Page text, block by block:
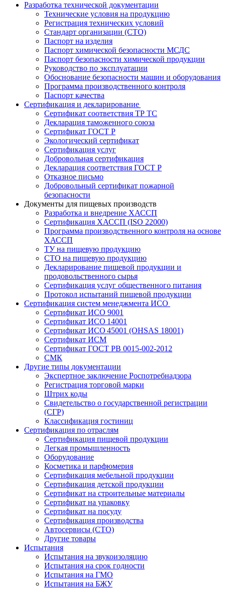
Разработка технической документации
Технические условия на продукцию
Регистрация технических условий
Стандарт организации (СТО)
Паспорт на изделия
Паспорт химической безопасности МСДС
Паспорт безопасности химической продукции
Руководство по эксплуатации
Обоснование безопасности машин и оборудования
Программа производственного контроля
Паспорт качества
Сертификация и декларирование
Сертификат соответствия ТР ТС
Декларация таможенного союза
Сертификат ГОСТ Р
Экологический сертификат
Сертификация услуг
Добровольная сертификация
Декларация соответствия ГОСТ Р
Отказное письмо
Добровольный сертификат пожарной
безопасности
Документы для пищевых производств
Разработка и внедрение ХАССП
Сертификация ХАССП (ISO 22000)
Программа производственного контроля на основе
ХАССП
ТУ на пищевую продукцию
СТО на пищевую продукцию
Декларирование пищевой продукции и
продовольственного сырья
Сертификация услуг общественного питания
Протокол испытаний пищевой продукции
Сертификация систем менеджмента ИСО
Сертификат ИСО 9001
Сертификат ИСО 14001
Сертификат ИСО 45001 (OHSAS 18001)
Сертификат ИСМ
Сертификат ГОСТ РВ 0015-002-2012
СМК
Другие типы документации
Экспертное заключение Роспотребнадзора
Регистрация торговой марки
Штрих коды
Свидетельство о государственной регистрации
(СГР)
Классификация гостиниц
Сертификация по отраслям
Сертификация пищевой продукции
Легкая промышленность
Оборудование
Косметика и парфюмерия
Сертификация мебельной продукции
Сертификация детской продукции
Сертификат на строительные материалы
Сертификат на упаковку
Сертификат на посуду
Сертификация производства
Автосервисы (СТО)
Другие товары
Испытания
Испытания на звукоизоляцию
Испытания на срок годности
Испытания на ГМО
Испытания на БЖУ